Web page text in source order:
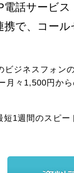
話サービ
携で、コー
ビジネスフォン
月々1,500円か
短1週間のスピー